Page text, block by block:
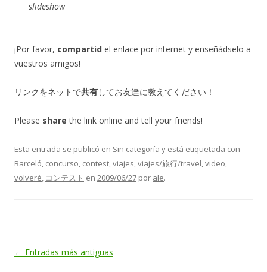
slideshow
¡Por favor, compartid el enlace por internet y enseñádselo a
vuestros amigos!
リンクをネットで共有してお友達に教えてください！
Please share the link online and tell your friends!
Esta entrada se publicó en Sin categoría y está etiquetada con
Barceló, concurso, contest,viajes,viajes/旅行/travel,video,
volveré, コンテスト en 2009/06/27 por ale.
Navegación
← Entradas más antiguas